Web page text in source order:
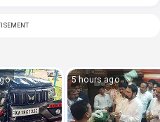
5 hours ago